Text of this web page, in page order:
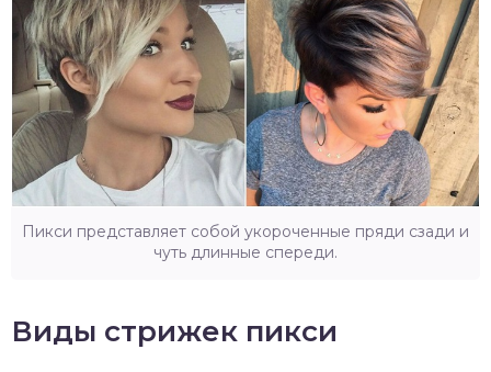
Пикси представляет собой укороченные пряди сзади и
чуть длинные спереди.
Виды стрижек пикси